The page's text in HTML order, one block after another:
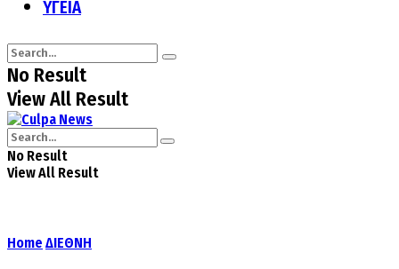
ΥΓΕΙΑ
No Result
View All Result
No Result
View All Result
Home ΔΙΕΘΝΗ